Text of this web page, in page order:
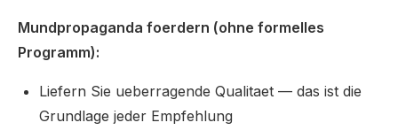
Mundpropaganda foerdern (ohne formelles
Programm):
Liefern Sie ueberragende Qualitaet — das ist die
Grundlage jeder Empfehlung